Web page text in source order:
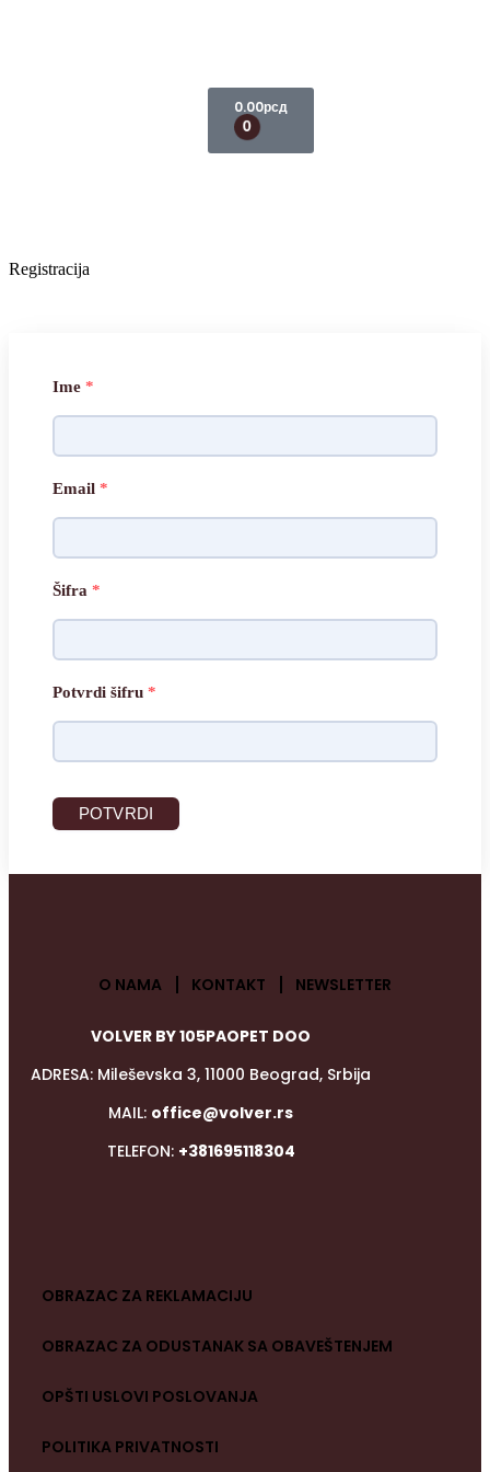
0.00рсд
0
Registracija
Ime *
Email *
Šifra *
Potvrdi šifru *
POTVRDI
O NAMA KONTAKT NEWSLETTER
VOLVER BY 105PAOPET DOO
ADRESA: Mileševska 3, 11000 Beograd, Srbija
MAIL: office@volver.rs
TELEFON: +381695118304
OBRAZAC ZA REKLAMACIJU
OBRAZAC ZA ODUSTANAK SA OBAVEŠTENJEM
OPŠTI USLOVI POSLOVANJA
POLITIKA PRIVATNOSTI